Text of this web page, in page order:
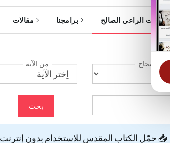
خدمات الراعي الصالح برامجنا مقالات
الإصحاح من الآية
بحث
📥 حمّل الكتاب المقدس للاستخدام بدون إنترنت